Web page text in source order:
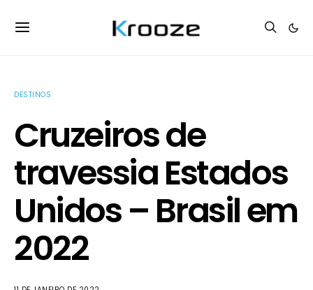
DESTINOS
Cruzeiros de
travessia Estados
Unidos – Brasil em
2022